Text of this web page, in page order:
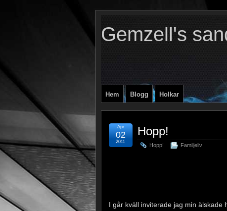
Gemzell's
Hem Blogg Holkar
Hopp!
Hopp! Familjeliv
Apr
02
2011
I går kväll inviterade jag min älskade